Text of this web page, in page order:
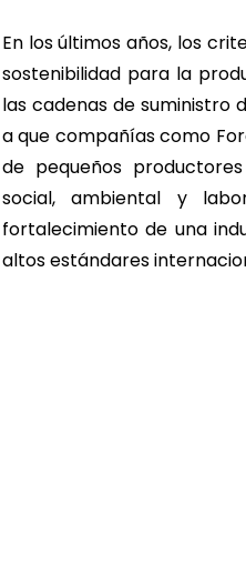
En los últimos años, los
sostenibilidad para la
las cadenas de suministro
a que compañías como
de pequeños
social, ambiental y
fortalecimiento de una
altos estándares